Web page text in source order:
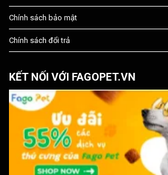
Chính sách bảo mật
Chính sách đổi trả
KẾT NỐI VỚI FAGOPET.VN